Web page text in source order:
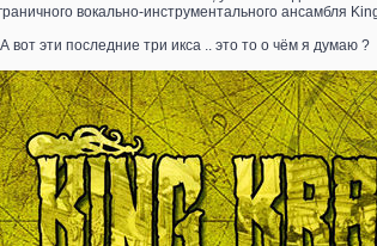
вокально-инструментального ансамбля
вот эти последние три икса .. это то о чём я думаю ?